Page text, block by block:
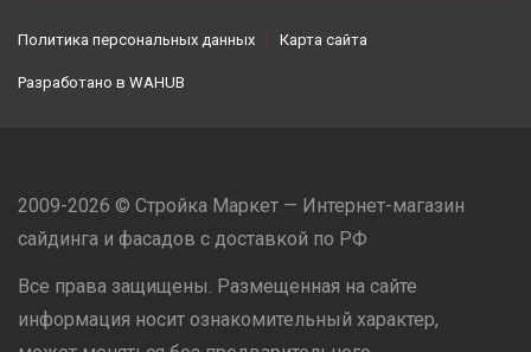
Политика персональных данных Карта сайта
Разработано в WAHUB
2009-2026 © Стройка Маркет — Интернет-магазин
сайдинга и фасадов с доставкой по РФ
Все права защищены. Размещенная на сайте
информация носит ознакомительный характер,